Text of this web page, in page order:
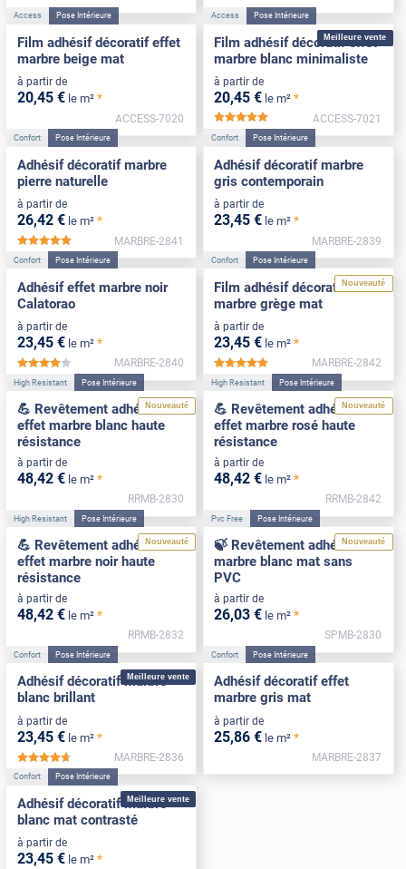
Access Pose Intérieure
Film adhésif décoratif effet
marbre beige mat
à partir de
20,45 € le m² *
ACCESS-7020
Meilleure vente
Access Pose Intérieure
Film adhésif décoratif effet
marbre blanc minimaliste
à partir de
20,45 € le m² *
ACCESS-7021
Confort Pose Intérieure
Adhésif décoratif marbre
pierre naturelle
à partir de
26,42 € le m² *
*****
MARBRE-2841
Confort Pose Intérieure
Adhésif décoratif marbre
gris contemporain
à partir de
23,45 € le m² *
MARBRE-2839
Confort Pose Intérieure
Adhésif effet marbre noir
Calatorao
à partir de
23,45 € le m² *
*****
MARBRE-2840
Nouveauté
Confort Pose Intérieure
Film adhésif décoratif effet
marbre grège mat
à partir de
23,45 € le m² *
MARBRE-2842
Nouveauté
High Resistant Pose Intérieure
💪 Revêtement adhésif
effet marbre blanc haute
résistance
à partir de
48,42 € le m² *
RRMB-2830
Nouveauté
High Resistant Pose Intérieure
💪 Revêtement adhésif
effet marbre rosé haute
résistance
à partir de
48,42 € le m² *
RRMB-2842
Nouveauté
High Resistant Pose Intérieure
💪 Revêtement adhésif
effet marbre noir haute
résistance
à partir de
48,42 € le m² *
RRMB-2832
Nouveauté
Pvc Free Pose Intérieure
🍃 Revêtement adhésif
marbre blanc mat sans
PVC
à partir de
26,03 € le m² *
SPMB-2830
Meilleure vente
Confort Pose Intérieure
Adhésif décoratif marbre
blanc brillant
à partir de
23,45 € le m² *
*****
MARBRE-2836
Confort Pose Intérieure
Adhésif décoratif effet
marbre gris mat
à partir de
25,86 € le m² *
MARBRE-2837
Meilleure vente
Confort Pose Intérieure
Adhésif décoratif marbre
blanc mat contrasté
à partir de
23,45 € le m² *